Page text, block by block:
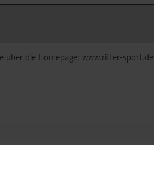
über die Homepage: www.ritter-sport.de